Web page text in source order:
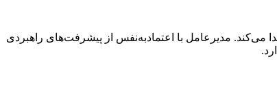
می‌کند. مدیرعامل با اعتمادبه‌نفس از پیشرفت‌های راهبردی